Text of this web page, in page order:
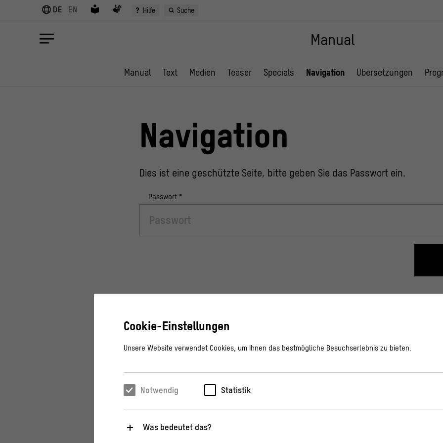
DE EN ? Hilfe Suche
Manual
Manual Text Medien Teaser Specials Navigation Übersetzungen
Navigation
Dies ist eine geschützte Seite, bitte geben Sie das Passwort ein.
Passwort *
Cookie-Einstellungen
Unsere Website verwendet Cookies, um Ihnen das bestmögliche Besuchserlebnis zu bieten.
Notwendig Statistik
Was bedeutet das?